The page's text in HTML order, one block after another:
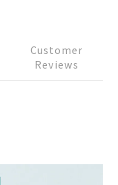
Customer
Reviews